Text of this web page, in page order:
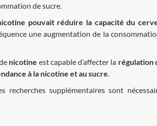
de sucre.
pouvait réduire la capacité du
une augmentation de la
nicotine est capable d’affecter la régulation
à la nicotine et au sucre
supplémentaires sont